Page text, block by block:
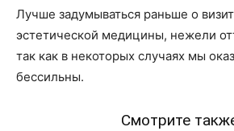
Лучше задумываться раньше о
эстетической медицины, нежели
так как в некоторых случаях мы
бессильны.
Смотрите